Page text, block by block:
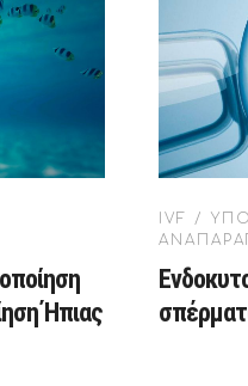
Ήπιας
IVF /